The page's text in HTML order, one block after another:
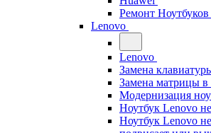
Ремонт
Lenovo
Lenovo
Замена
Замена матрицы в
Модернизация
Ноутбук Lenovo
Ноутбук Lenovo